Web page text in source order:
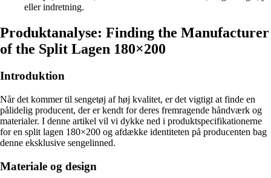
eller indretning.
Produktanalyse: Finding the Manufacturer
of the Split Lagen 180×200
Introduktion
Når det kommer til sengetøj af høj kvalitet, er det vigtigt at finde en
pålidelig producent, der er kendt for deres fremragende håndværk og
materialer. I denne artikel vil vi dykke ned i produktspecifikationerne
for en split lagen 180×200 og afdække identiteten på producenten bag
denne eksklusive sengelinned.
Materiale og design